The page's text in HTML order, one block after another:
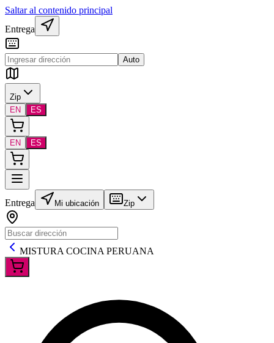
Saltar al contenido principal
Entrega
Auto
Zip
EN
ES
EN ES
Entrega Mi ubicación Zip
MISTURA COCINA PERUANA